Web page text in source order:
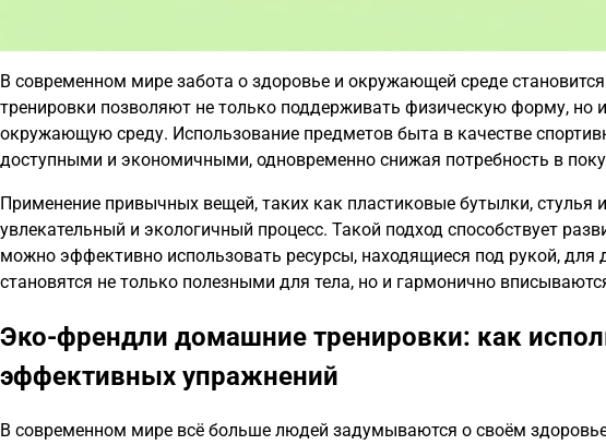
В современном мире забота о здоровье и окружающей среде
тренировки позволяют не только поддерживать физическую форму, но
окружающую среду. Использование предметов быта в качестве
доступными и экономичными, одновременно снижая потребность в
Применение привычных вещей, таких как пластиковые бутылки,
увлекательный и экологичный процесс. Такой подход способствует
можно эффективно использовать ресурсы, находящиеся под рукой, для
становятся не только полезными для тела, но и гармонично
Эко-френдли домашние тренировки: как
эффективных упражнений
В современном мире всё больше людей задумываются о своём здоровье